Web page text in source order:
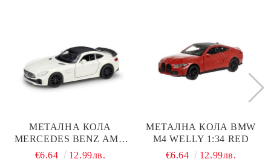
МЕТАЛНА КОЛА
MERCEDES BENZ AMG
GTR 1:34 WELLY
€6.64 12.99лв.
МЕТАЛНА КОЛА BMW
M4 WELLY 1:34 RED
€6.64
12.99лв.